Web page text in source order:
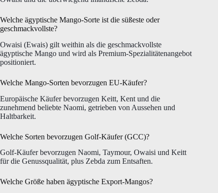
Welche ägyptische Mango-Sorte ist die süßeste oder
geschmackvollste?
Owaisi (Ewais) gilt weithin als die geschmackvollste
ägyptische Mango und wird als Premium-Spezialitätenangebot
positioniert.
Welche Mango-Sorten bevorzugen EU-Käufer?
Europäische Käufer bevorzugen Keitt, Kent und die
zunehmend beliebte Naomi, getrieben von Aussehen und
Haltbarkeit.
Welche Sorten bevorzugen Golf-Käufer (GCC)?
Golf-Käufer bevorzugen Naomi, Taymour, Owaisi und Keitt
für die Genussqualität, plus Zebda zum Entsaften.
Welche Größe haben ägyptische Export-Mangos?